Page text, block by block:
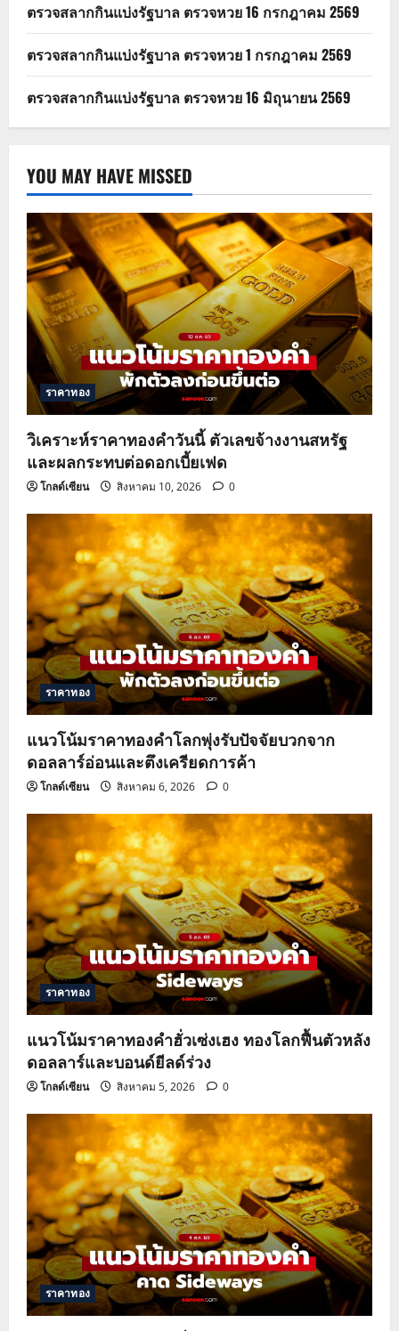
ตรวจสลากกินแบ่งรัฐบาล ตรวจหวย 16 กรกฎาคม 2569
ตรวจสลากกินแบ่งรัฐบาล ตรวจหวย 1 กรกฎาคม 2569
ตรวจสลากกินแบ่งรัฐบาล ตรวจหวย 16 มิถุนายน 2569
YOU MAY HAVE MISSED
ราคาทอง
วิเคราะห์ราคาทองคำวันนี้ ตัวเลขจ้างงานสหรัฐ
และผลกระทบต่อดอกเบี้ยเฟด
โกลด์เซียน สิงหาคม 10, 2026 0
ราคาทอง
แนวโน้มราคาทองคำโลกพุ่งรับปัจจัยบวกจาก
ดอลลาร์อ่อนและตึงเครียดการค้า
โกลด์เซียน สิงหาคม 6, 2026 0
ราคาทอง
แนวโน้มราคาทองคำฮั่วเซ่งเฮง ทองโลกฟื้นตัวหลัง
ดอลลาร์และบอนด์ยีลด์ร่วง
โกลด์เซียน สิงหาคม 5, 2026 0
ราคาทอง